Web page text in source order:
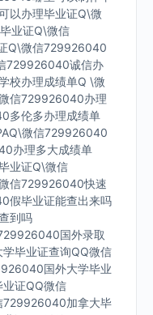
以办理毕业证Q\微
业证Q\微信
Q\微信729926040
729926040诚信办
校办理成绩单Q \微
信729926040办理
多伦多办理成绩单
微信729926040
办理多大成绩单
业证Q\微信
信729926040快速
假毕业证能查出来吗
到吗
国外录取
毕业证查询QQ微信
国外大学毕业
证QQ微信
729926040加拿大毕